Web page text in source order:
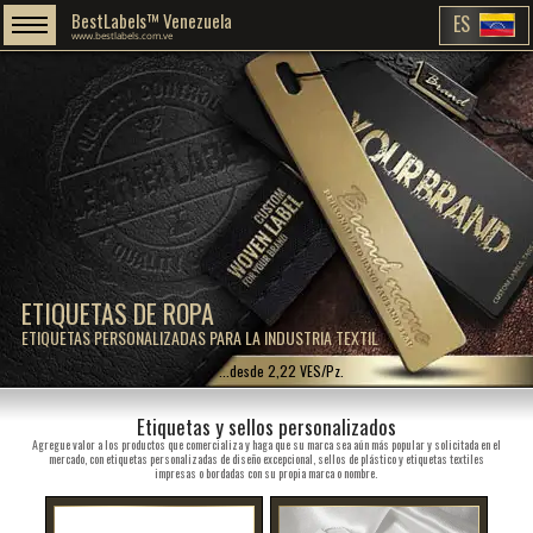
ETIQUETAS DE ROPA
ETIQUETAS PERSONALIZADAS PARA LA INDUSTRIA TEXTIL
BestLabels™ Venezuela
www.bestlabels.com.ve ES
...desde 2,22 VES/Pz.
Etiquetas y sellos personalizados
Agregue valor a los productos que comercializa y haga que su marca sea aún más popular y solicitada en el
mercado, con etiquetas personalizadas de diseño excepcional, sellos de plástico y etiquetas textiles
impresas o bordadas con su propia marca o nombre.